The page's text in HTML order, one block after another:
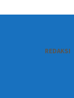
REDAKSI